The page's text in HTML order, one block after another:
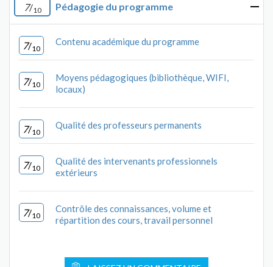
7/10 Pédagogie du programme
7/10
Contenu académique du programme
7/10
Moyens pédagogiques (bibliothèque, WIFI,
locaux)
7/10
Qualité des professeurs permanents
7/10
Qualité des intervenants professionnels
extérieurs
7/10
Contrôle des connaissances, volume et
répartition des cours, travail personnel